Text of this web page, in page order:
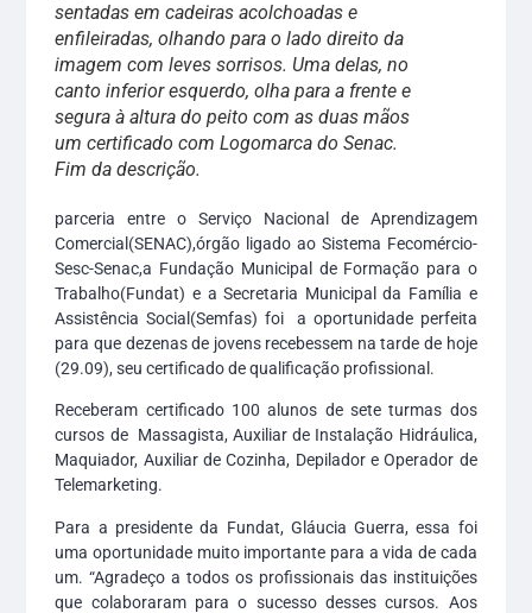
sentadas em cadeiras acolchoadas e
enfileiradas, olhando para o lado direito da
imagem com leves sorrisos. Uma delas, no
canto inferior esquerdo, olha para a frente e
segura à altura do peito com as duas mãos
um certificado com Logomarca do Senac.
Fim da descrição.
parceria entre o Serviço Nacional de Aprendizagem
Comercial(SENAC),órgão ligado ao Sistema Fecomércio-
Sesc-Senac,a Fundação Municipal de Formação para o
Trabalho(Fundat) e a Secretaria Municipal da Família e
Assistência Social(Semfas) foi a oportunidade perfeita
para que dezenas de jovens recebessem na tarde de hoje
(29.09), seu certificado de qualificação profissional.
Receberam certificado 100 alunos de sete turmas dos
cursos de Massagista, Auxiliar de Instalação Hidráulica,
Maquiador, Auxiliar de Cozinha, Depilador e Operador de
Telemarketing.
Para a presidente da Fundat, Gláucia Guerra, essa foi
uma oportunidade muito importante para a vida de cada
um. “Agradeço a todos os profissionais das instituições
que colaboraram para o sucesso desses cursos. Aos